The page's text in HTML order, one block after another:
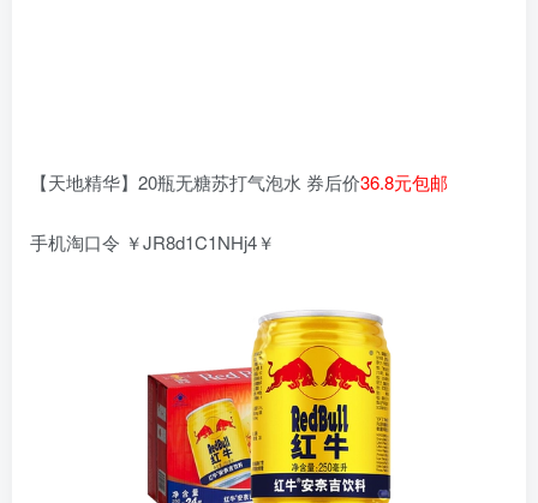
【天地精华】20瓶无糖苏打气泡水 券后价36.8元包邮
手机淘口令 ￥JR8d1C1NHj4￥